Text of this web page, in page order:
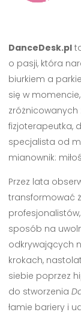
DanceDesk.pl
o pasji, która
biurkiem a
się w
fizjoterapeutka,
specjalista od
mianownik:
Przez lata
transformować
sposób na
odkrywających
krokach,
siebie poprzez
do stworzenia
łamie bariery i